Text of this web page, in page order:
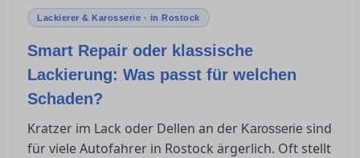
Lackierer & Karosserie · in Rostock
Smart Repair oder klassische
Lackierung: Was passt für welchen
Schaden?
Kratzer im Lack oder Dellen an der Karosserie sind
für viele Autofahrer in Rostock ärgerlich. Oft stellt